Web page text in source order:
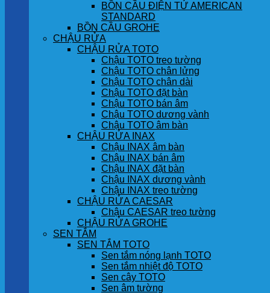
BỒN CẦU ĐIỆN TỬ AMERICAN
STANDARD
BỒN CẦU GROHE
CHẬU RỬA
CHẬU RỬA TOTO
Chậu TOTO treo tường
Chậu TOTO chân lửng
Chậu TOTO chân dài
Chậu TOTO đặt bàn
Chậu TOTO bán âm
Chậu TOTO dương vành
Chậu TOTO âm bàn
CHẬU RỬA INAX
Chậu INAX âm bàn
Chậu INAX bán âm
Chậu INAX đặt bàn
Chậu INAX dương vành
Chậu INAX treo tường
CHẬU RỬA CAESAR
Chậu CAESAR treo tường
CHẬU RỬA GROHE
SEN TẮM
SEN TẮM TOTO
Sen tắm nóng lạnh TOTO
Sen tắm nhiệt độ TOTO
Sen cây TOTO
Sen âm tường